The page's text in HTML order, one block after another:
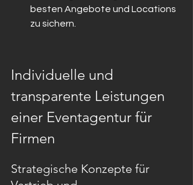
besten Angebote und Locations
zu sichern.
Individuelle und
transparente Leistungen
einer Eventagentur für
Firmen
Strategische Konzepte für